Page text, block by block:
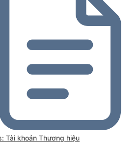
Tài khoản Thương hiệu